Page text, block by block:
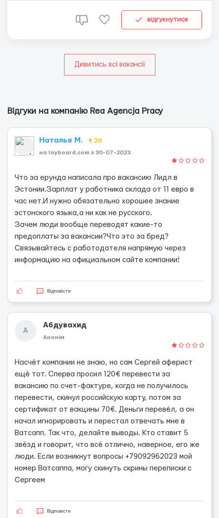
Мужчины,женщины до 55 лет. Обязанности: • сбор п...
відгукнутися
Дивитись всі вакансії
Відгуки на компанію Rea Agencja Pracy
Наталья М. 20
на layboard.com з 30-07-2023
Что за ерунда написала про вакансию Лидл в
Эстонии.Зарплат у работника склада от 11 евро в
час нет.И нужно обязательно хорошее знание
эстонского языка,а ни как не русского.
Зачем люди вообще переводят какие-то
предоплаты за вакансии?Что это за бред?
Связывайтесь с работодателя напрямую через
информацию на официальном сайте компании!
Відповісти
А
Абдувахид
Анонім
Насчёт компании не знаю, но сам Сергей аферист
ещё тот. Сперва просил 120€ перевести за
вакансию по счет-фактуре, когда не получилось
перевести, скинул российскую карту, потом за
сертификат от вакцины 70€. Деньги перевёл, а он
начал игнорировать и перестал отвечать мне в
Ватсапп. Так что, делайте выводы. Кто ставит 5
звёзд и говорит, что всё отлично, наверное, его же
люди. Если возникнут вопросы +79092962023 мой
номер Ватсаппа, могу скинуть скрины переписки с
Сергеем
Відповісти